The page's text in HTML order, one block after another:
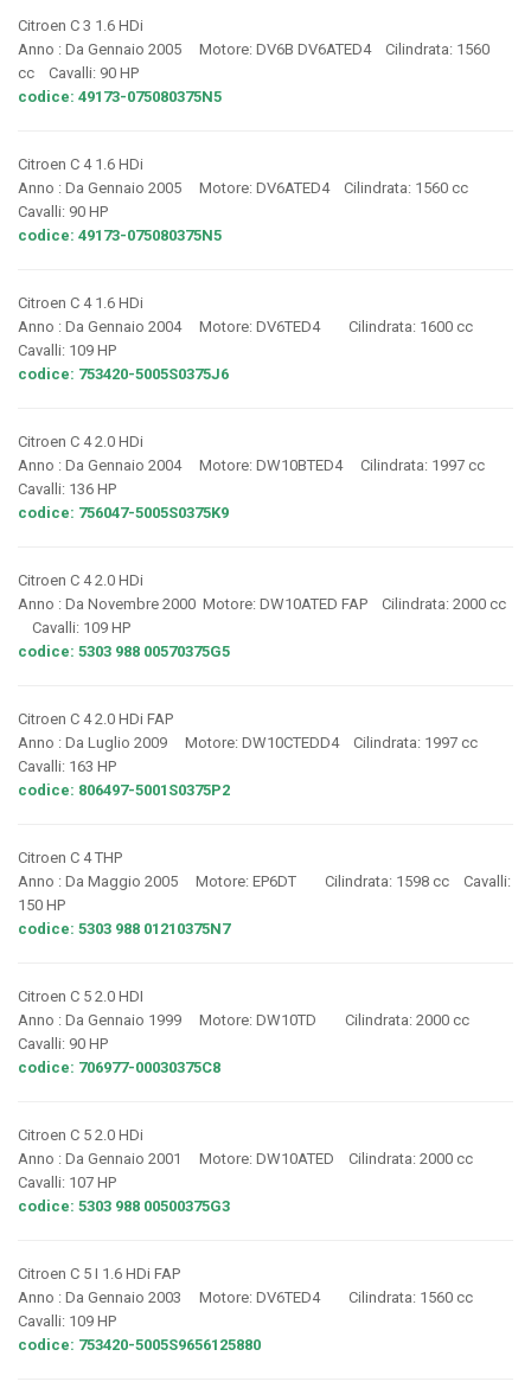
Citroen C 3 1.6 HDi
Anno : Da Gennaio 2005 Motore: DV6B DV6ATED4 Cilindrata: 1560
cc Cavalli: 90 HP
codice: 49173-075080375N5
Citroen C 4 1.6 HDi
Anno : Da Gennaio 2005 Motore: DV6ATED4 Cilindrata: 1560 cc
Cavalli: 90 HP
codice: 49173-075080375N5
Citroen C 4 1.6 HDi
Anno : Da Gennaio 2004 Motore: DV6TED4 Cilindrata: 1600 cc
Cavalli: 109 HP
codice: 753420-5005S0375J6
Citroen C 4 2.0 HDi
Anno : Da Gennaio 2004 Motore: DW10BTED4 Cilindrata: 1997 cc
Cavalli: 136 HP
codice: 756047-5005S0375K9
Citroen C 4 2.0 HDi
Anno : Da Novembre 2000 Motore: DW10ATED FAP Cilindrata: 2000 cc
Cavalli: 109 HP
codice: 5303 988 00570375G5
Citroen C 4 2.0 HDi FAP
Anno : Da Luglio 2009 Motore: DW10CTEDD4 Cilindrata: 1997 cc
Cavalli: 163 HP
codice: 806497-5001S0375P2
Citroen C 4 THP
Anno : Da Maggio 2005 Motore: EP6DT Cilindrata: 1598 cc Cavalli:
150 HP
codice: 5303 988 01210375N7
Citroen C 5 2.0 HDI
Anno : Da Gennaio 1999 Motore: DW10TD Cilindrata: 2000 cc
Cavalli: 90 HP
codice: 706977-00030375C8
Citroen C 5 2.0 HDi
Anno : Da Gennaio 2001 Motore: DW10ATED Cilindrata: 2000 cc
Cavalli: 107 HP
codice: 5303 988 00500375G3
Citroen C 5 I 1.6 HDi FAP
Anno : Da Gennaio 2003 Motore: DV6TED4 Cilindrata: 1560 cc
Cavalli: 109 HP
codice: 753420-5005S9656125880